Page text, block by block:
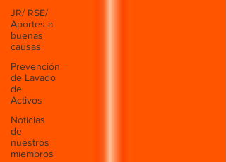
JR/ RSE/
Aportes a
buenas
causas
Prevención
de Lavado
de
Activos
Noticias
de
nuestros
miembros